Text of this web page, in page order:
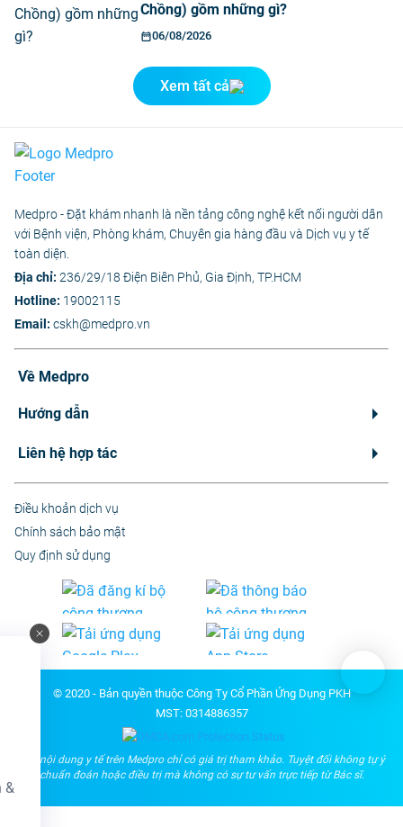
Chồng) gồm những gì?
06/08/2026
Xem tất cả
Medpro - Đặt khám nhanh là nền tảng công nghệ kết nối người dân
với Bệnh viện, Phòng khám, Chuyên gia hàng đầu và Dịch vụ y tế
toàn diện.
Địa chỉ: 236/29/18 Điện Biên Phủ, Gia Định, TP.HCM
Hotline: 19002115
Email: cskh@medpro.vn
Về Medpro
Hướng dẫn
Liên hệ hợp tác
Điều khoản dịch vụ
Chính sách bảo mật
Quy định sử dụng
© 2020 - Bản quyền thuộc Công Ty Cổ Phần Ứng Dụng PKH
MST: 0314886357
Các nội dung y tế trên Medpro chỉ có giá trị tham khảo. Tuyệt đối không tự ý
chuẩn đoán hoặc điều trị mà không có sự tư vấn trực tiếp từ Bác sĩ.
&